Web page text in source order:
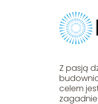
Z pasją
celem